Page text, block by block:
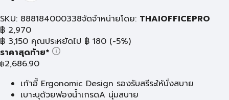
SKU: 888184000338จัดจำหน่ายโดย: THAIOFFICEPRO
฿ 2,970
฿ 3,150 คุณประหยัดไป ฿ 180 (-5%)
ราคาสุดท้าย*
฿2,686.90
เก้าอี้ Ergonomic Design รองรับสรีระให้นั่งสบาย
เบาะบุด้วยฟองน้ำเกรดA นุ่มสบาย